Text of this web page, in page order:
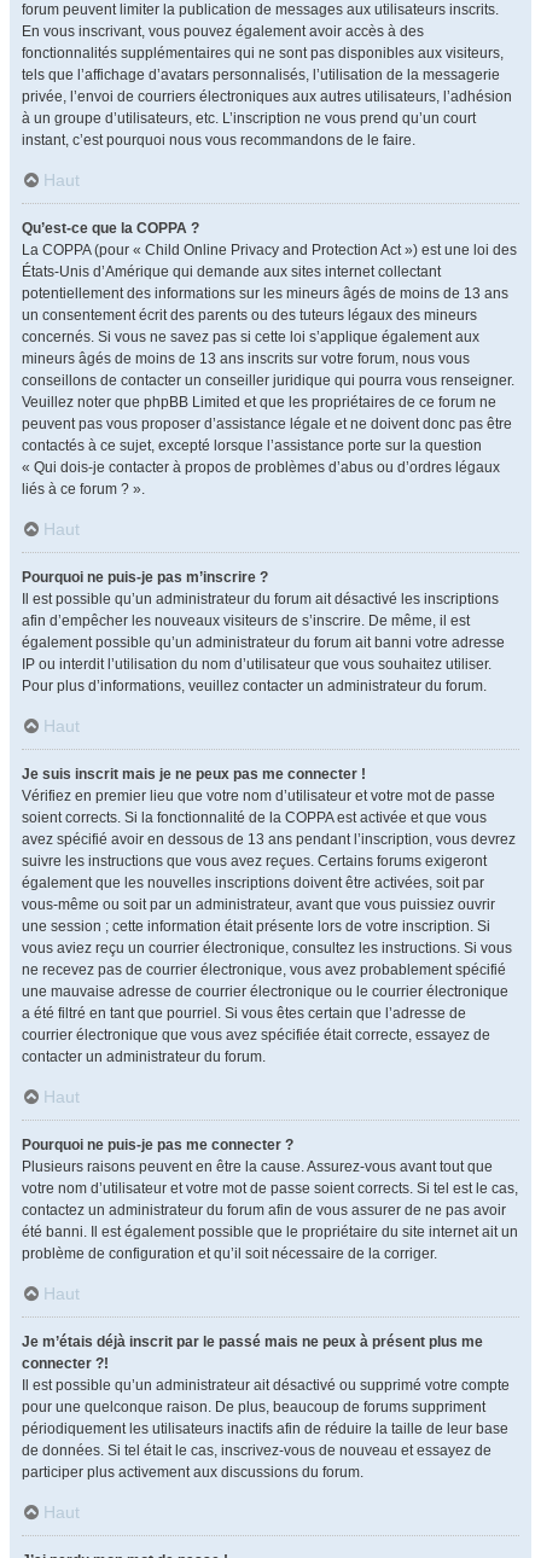
forum peuvent limiter la publication de messages aux utilisateurs inscrits.
En vous inscrivant, vous pouvez également avoir accès à des
fonctionnalités supplémentaires qui ne sont pas disponibles aux visiteurs,
tels que l’affichage d’avatars personnalisés, l’utilisation de la messagerie
privée, l’envoi de courriers électroniques aux autres utilisateurs, l’adhésion
à un groupe d’utilisateurs, etc. L’inscription ne vous prend qu’un court
instant, c’est pourquoi nous vous recommandons de le faire.
Haut
Qu’est-ce que la COPPA ?
La COPPA (pour « Child Online Privacy and Protection Act ») est une loi des
États-Unis d’Amérique qui demande aux sites internet collectant
potentiellement des informations sur les mineurs âgés de moins de 13 ans
un consentement écrit des parents ou des tuteurs légaux des mineurs
concernés. Si vous ne savez pas si cette loi s’applique également aux
mineurs âgés de moins de 13 ans inscrits sur votre forum, nous vous
conseillons de contacter un conseiller juridique qui pourra vous renseigner.
Veuillez noter que phpBB Limited et que les propriétaires de ce forum ne
peuvent pas vous proposer d’assistance légale et ne doivent donc pas être
contactés à ce sujet, excepté lorsque l’assistance porte sur la question
« Qui dois-je contacter à propos de problèmes d’abus ou d’ordres légaux
liés à ce forum ? ».
Haut
Pourquoi ne puis-je pas m’inscrire ?
Il est possible qu’un administrateur du forum ait désactivé les inscriptions
afin d’empêcher les nouveaux visiteurs de s’inscrire. De même, il est
également possible qu’un administrateur du forum ait banni votre adresse
IP ou interdit l’utilisation du nom d’utilisateur que vous souhaitez utiliser.
Pour plus d’informations, veuillez contacter un administrateur du forum.
Haut
Je suis inscrit mais je ne peux pas me connecter !
Vérifiez en premier lieu que votre nom d’utilisateur et votre mot de passe
soient corrects. Si la fonctionnalité de la COPPA est activée et que vous
avez spécifié avoir en dessous de 13 ans pendant l’inscription, vous devrez
suivre les instructions que vous avez reçues. Certains forums exigeront
également que les nouvelles inscriptions doivent être activées, soit par
vous-même ou soit par un administrateur, avant que vous puissiez ouvrir
une session ; cette information était présente lors de votre inscription. Si
vous aviez reçu un courrier électronique, consultez les instructions. Si vous
ne recevez pas de courrier électronique, vous avez probablement spécifié
une mauvaise adresse de courrier électronique ou le courrier électronique
a été filtré en tant que pourriel. Si vous êtes certain que l’adresse de
courrier électronique que vous avez spécifiée était correcte, essayez de
contacter un administrateur du forum.
Haut
Pourquoi ne puis-je pas me connecter ?
Plusieurs raisons peuvent en être la cause. Assurez-vous avant tout que
votre nom d’utilisateur et votre mot de passe soient corrects. Si tel est le cas,
contactez un administrateur du forum afin de vous assurer de ne pas avoir
été banni. Il est également possible que le propriétaire du site internet ait un
problème de configuration et qu’il soit nécessaire de la corriger.
Haut
Je m’étais déjà inscrit par le passé mais ne peux à présent plus me
connecter ?!
Il est possible qu’un administrateur ait désactivé ou supprimé votre compte
pour une quelconque raison. De plus, beaucoup de forums suppriment
périodiquement les utilisateurs inactifs afin de réduire la taille de leur base
de données. Si tel était le cas, inscrivez-vous de nouveau et essayez de
participer plus activement aux discussions du forum.
Haut